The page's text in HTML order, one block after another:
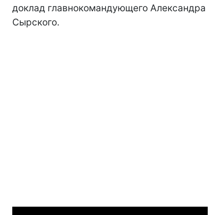
доклад главнокомандующего Александра
Сырского.